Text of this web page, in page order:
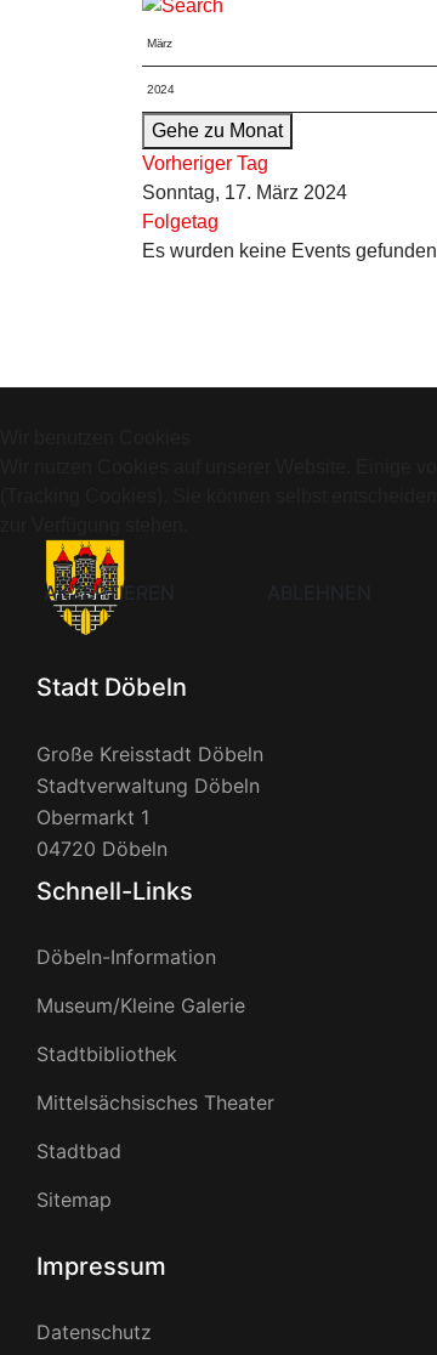
Gehe zu Monat
Vorheriger Tag
Sonntag, 17. März 2024
Folgetag
Es wurden keine Events gefunden
Stadt Döbeln
Große Kreisstadt Döbeln
Stadtverwaltung Döbeln
Obermarkt 1
04720 Döbeln
Schnell-Links
Döbeln-Information
Museum/Kleine Galerie
Stadtbibliothek
Mittelsächsisches Theater
Stadtbad
Sitemap
Impressum
Datenschutz
AKZEPTIEREN